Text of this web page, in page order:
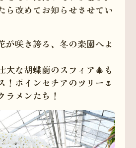
ら改めてお知らせさせてい
が咲き誇る、冬の楽園へよ
大な胡蝶蘭のスフィア🎄も
！ポインセチアのツリー🌷
ラメンたち！